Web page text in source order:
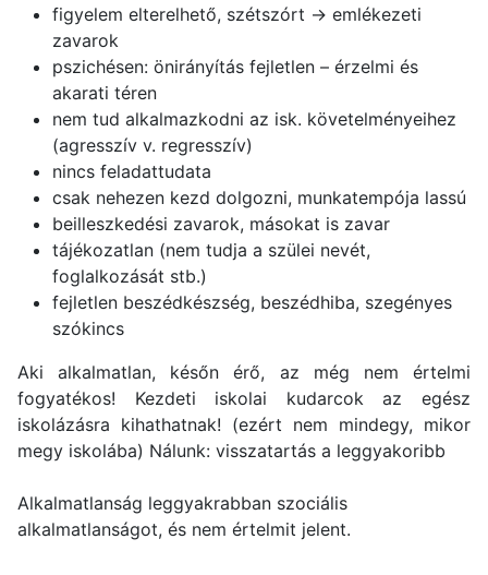
figyelem elterelhető, szétszórt → emlékezeti
zavarok
pszichésen: önirányítás fejletlen – érzelmi és
akarati téren
nem tud alkalmazkodni az isk. követelményeihez
(agresszív v. regresszív)
nincs feladattudata
csak nehezen kezd dolgozni, munkatempója lassú
beilleszkedési zavarok, másokat is zavar
tájékozatlan (nem tudja a szülei nevét,
foglalkozását stb.)
fejletlen beszédkészség, beszédhiba, szegényes
szókincs
Aki alkalmatlan, későn érő, az még nem értelmi
fogyatékos! Kezdeti iskolai kudarcok az egész
iskolázásra kihathatnak! (ezért nem mindegy, mikor
megy iskolába) Nálunk: visszatartás a leggyakoribb
Alkalmatlanság leggyakrabban szociális
alkalmatlanságot, és nem értelmit jelent.